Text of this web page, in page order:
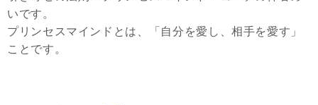
いです。
プリンセスマインドとは、「自分を愛し、相手を愛す」
ことです。